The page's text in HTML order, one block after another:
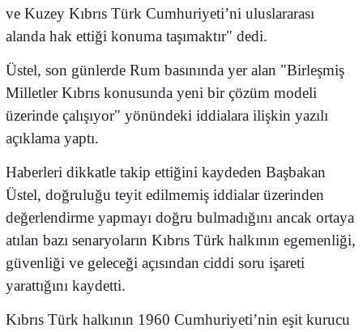
ve Kuzey Kıbrıs Türk Cumhuriyeti’ni uluslararası
alanda hak ettiği konuma taşımaktır" dedi.
Üstel, son günlerde Rum basınında yer alan "Birleşmiş
Milletler Kıbrıs konusunda yeni bir çözüm modeli
üzerinde çalışıyor" yönündeki iddialara ilişkin yazılı
açıklama yaptı.
Haberleri dikkatle takip ettiğini kaydeden Başbakan
Üstel, doğruluğu teyit edilmemiş iddialar üzerinden
değerlendirme yapmayı doğru bulmadığını ancak ortaya
atılan bazı senaryoların Kıbrıs Türk halkının egemenliği,
güvenliği ve geleceği açısından ciddi soru işareti
yarattığını kaydetti.
Kıbrıs Türk halkının 1960 Cumhuriyeti’nin eşit kurucu